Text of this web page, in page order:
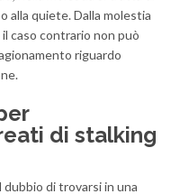
alla quiete. Dalla molestia
caso contrario non può
riguardo
di stalking
dubbio di trovarsi in una